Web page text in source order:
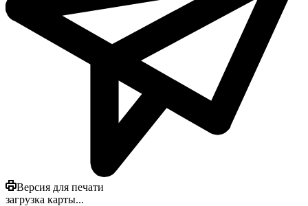
Версия для печати
загрузка карты...